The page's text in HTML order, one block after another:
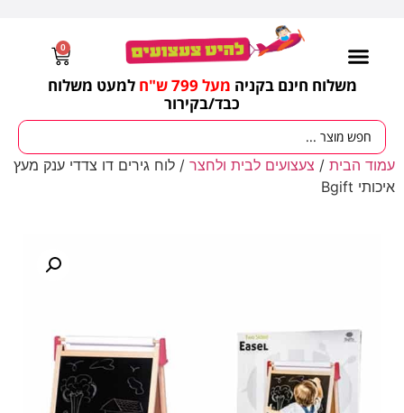
משלוח חינם בקניה מעל 799 ש"ח
למעט משלוח
כבד/בקירור
0
עמוד הבית / צעצועים לבית ולחצר / לוח גירים דו צדדי ענק מעץ
איכותי Bgift